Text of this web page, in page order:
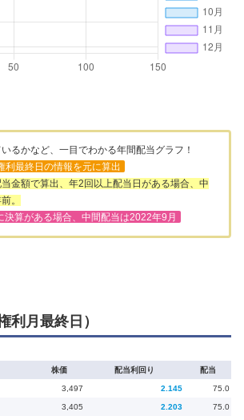
るかなど、一目でわかる年間配当グラフ！
利最終日の情報を元に算出
金額で算出、年2回以上配当日がある場合、中
。
決算がある場合、中間配当は2022年9月
利月最終日）
株価 配当利回り 配当
3,497 2.145 75.0
3,405 2.203 75.0